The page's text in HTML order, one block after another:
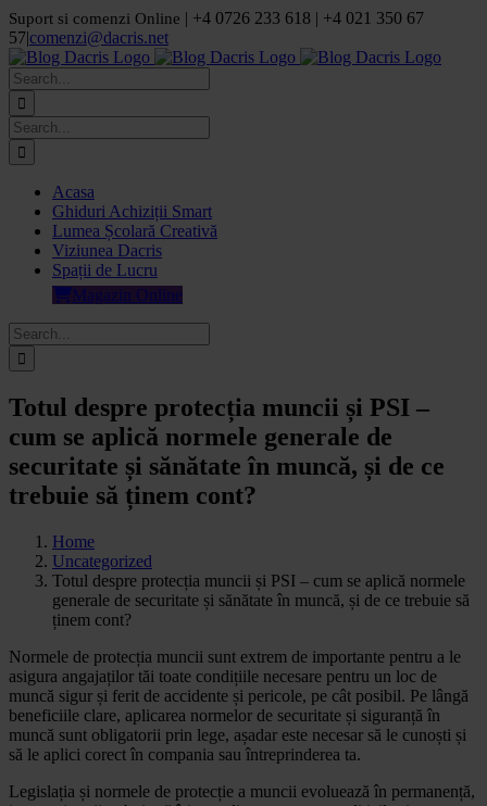
Skip
to
content
Suport si comenzi Online | +4 0726 233 618 | +4 021 350 67
57|comenzi@dacris.net
Facebook
LinkedIn
YouTube
Pinterest
Search
for:
Search
for:
Acasa
Ghiduri Achiziții Smart
Lumea Școlară Creativă
Viziunea Dacris
Spații de Lucru
Magazin Online
Search
for:
Totul despre protecția muncii și PSI –
cum se aplică normele generale de
securitate și sănătate în muncă, și de ce
trebuie să ținem cont?
Home
Uncategorized
Totul despre protecția muncii și PSI – cum se aplică normele
generale de securitate și sănătate în muncă, și de ce trebuie să
ținem cont?
Normele de protecția muncii sunt extrem de importante pentru a le
asigura angajaților tăi toate condițiile necesare pentru un loc de
muncă sigur și ferit de accidente și pericole, pe cât posibil. Pe lângă
beneficiile clare, aplicarea normelor de securitate și siguranță în
muncă sunt obligatorii prin lege, așadar este necesar să le cunoști și
să le aplici corect în compania sau întreprinderea ta.
Legislația și normele de protecție a muncii evoluează în permanență,